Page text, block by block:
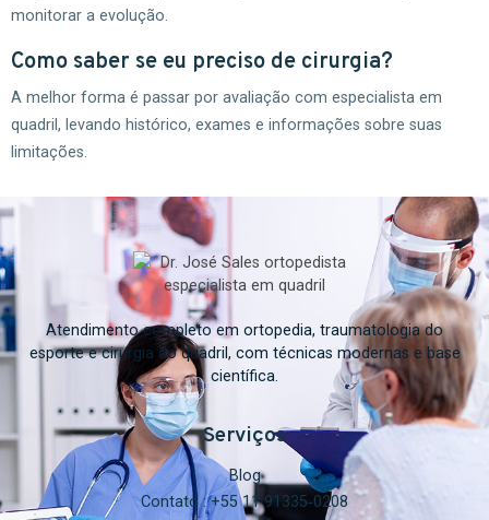
monitorar a evolução.
Como saber se eu preciso de cirurgia?
A melhor forma é passar por avaliação com especialista em
quadril, levando histórico, exames e informações sobre suas
limitações.
Atendimento completo em ortopedia, traumatologia do
esporte e cirurgia do quadril, com técnicas modernas e base
científica.
Serviços
Blog
Contato : ‪+55 11 91335‑0208‬